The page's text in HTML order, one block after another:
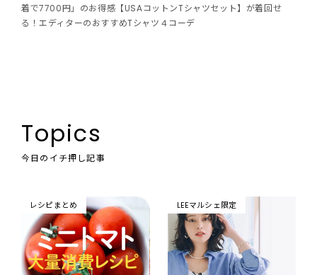
着で7700円」のお得感【USAコットンTシャツセット】が着回せ
る！エディターのおすすめTシャツ４コーデ
Topics
今日のイチ押し記事
レシピまとめ LEEマルシェ限定